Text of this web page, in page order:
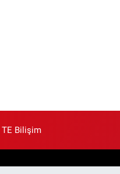
TE Bilişim